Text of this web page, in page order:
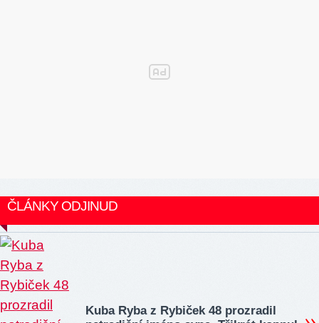
ČLÁNKY ODJINUD
Kuba Ryba z Rybiček 48 prozradil